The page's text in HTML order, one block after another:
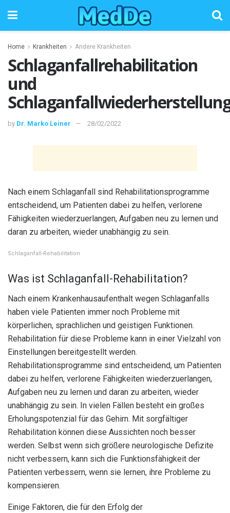
Home Krankheiten Andere Krankheiten
Schlaganfallrehabilitation
und
by Dr. Marko Leiner 28/02/2022
Nach einem Schlaganfall sind Rehabilitationsprogramme
entscheidend, um Patienten dabei zu helfen, verlorene
Fähigkeiten wiederzuerlangen, Aufgaben neu zu lernen und
daran zu arbeiten, wieder unabhängig zu sein.
Schlaganfall-Rehabilitation
Was ist Schlaganfall-Rehabilitation?
Nach einem Krankenhausaufenthalt wegen Schlaganfalls
haben viele Patienten immer noch Probleme mit
körperlichen, sprachlichen und geistigen Funktionen.
Rehabilitation für diese Probleme kann in einer Vielzahl von
Einstellungen bereitgestellt werden.
Rehabilitationsprogramme sind entscheidend, um Patienten
dabei zu helfen, verlorene Fähigkeiten wiederzuerlangen,
Aufgaben neu zu lernen und daran zu arbeiten, wieder
unabhängig zu sein. In vielen Fällen besteht ein großes
Erholungspotenzial für das Gehirn. Mit sorgfältiger
Rehabilitation können diese Aussichten noch besser
werden. Selbst wenn sich größere neurologische Defizite
nicht verbessern, kann sich die Funktionsfähigkeit der
Patienten verbessern, wenn sie lernen, ihre Probleme zu
kompensieren.
Einige Faktoren, die für den Erfolg der